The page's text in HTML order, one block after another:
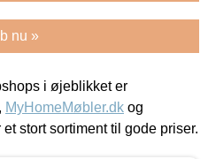
nu »
i øjeblikket er
, MyHomeMøbler.dk og
stort sortiment til gode priser.